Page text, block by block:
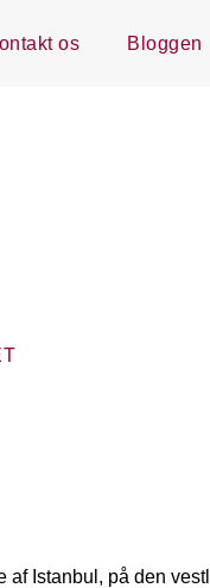
os Bloggen
Istanbul, på den